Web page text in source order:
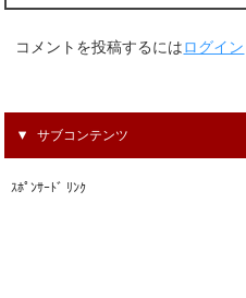
コメントを投稿するにはログイン
サブコンテンツ
ｽﾎﾟﾝｻｰﾄﾞ ﾘﾝｸ